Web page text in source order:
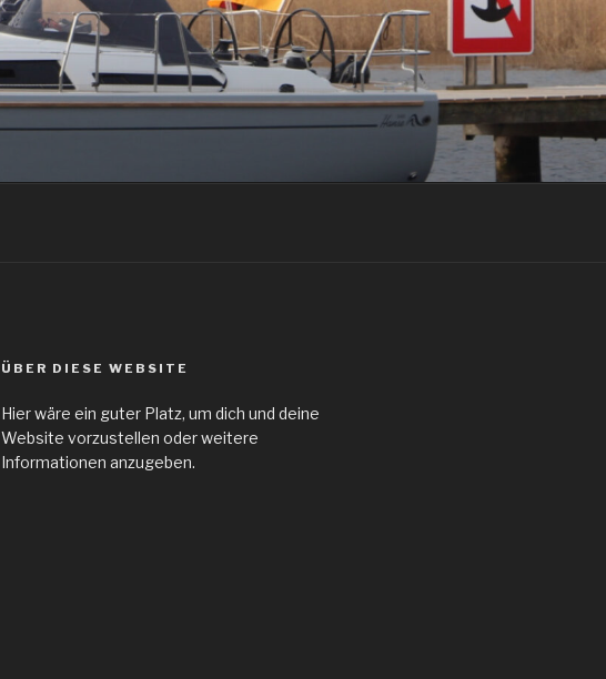
ÜBER DIESE WEBSITE
Hier wäre ein guter Platz, um dich und deine
Website vorzustellen oder weitere
Informationen anzugeben.